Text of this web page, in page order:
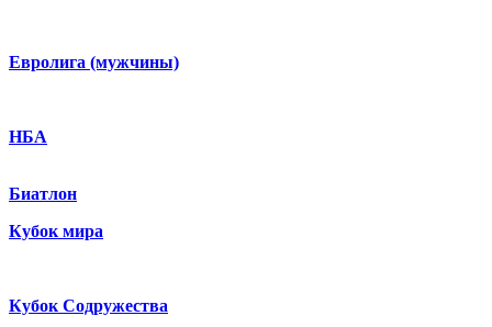
Евролига (мужчины)
НБА
Биатлон
Кубок мира
Кубок Содружества